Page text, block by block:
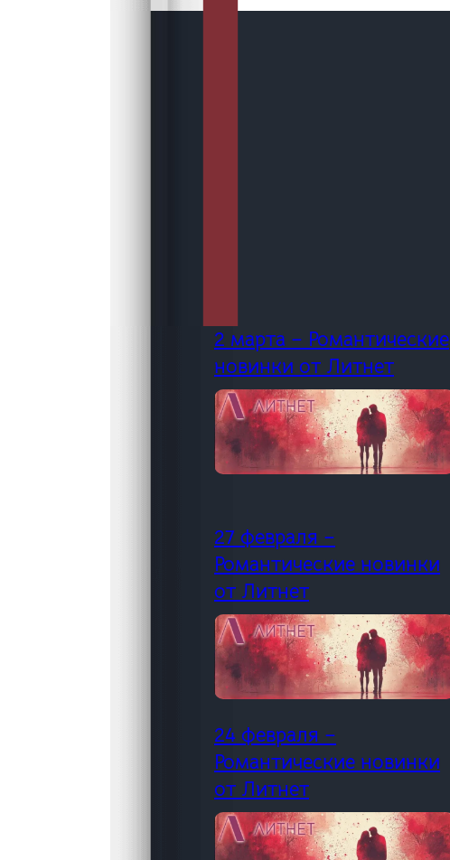
2 марта – Романтические
новинки от Литнет
27 февраля –
Романтические новинки
от Литнет
24 февраля –
Романтические новинки
от Литнет